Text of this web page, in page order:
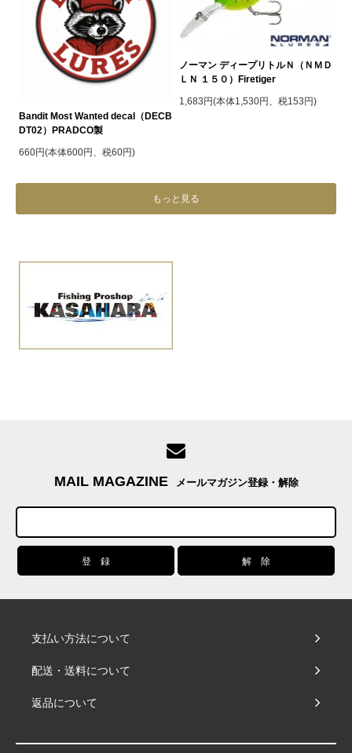
Bandit Most Wanted decal（DECB
DT02）PRADCO製
660円(本体600円、税60円)
ノーマン ディープリトルＮ（ＮＭＤ
ＬＮ １５０）Firetiger
1,683円(本体1,530円、税153円)
もっと見る
MAIL MAGAZINE メールマガジン登録・解除
支払い方法について
配送・送料について
返品について